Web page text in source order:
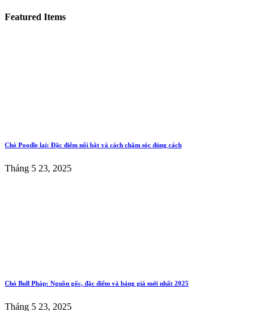
Featured Items
Chó Poodle lai: Đặc điểm nổi bật và cách chăm sóc đúng cách
Tháng 5 23, 2025
Chó Bull Pháp: Nguồn gốc, đặc điểm và bảng giá mới nhất 2025
Tháng 5 23, 2025